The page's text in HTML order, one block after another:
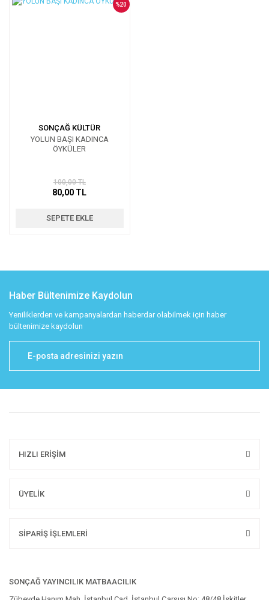
SONÇAĞ KÜLTÜR
YOLUN BAŞI KADINCA
ÖYKÜLER
%20
100,00 TL
80,00 TL
SEPETE EKLE
Haber Bültenimize Kaydolun
Yeniliklerden ve kampanyalardan haberdar olabilmek için haber
bültenimize kaydolun
HIZLI ERİŞİM
ÜYELİK
SİPARİŞ İŞLEMLERİ
SONÇAĞ YAYINCILIK MATBAACILIK